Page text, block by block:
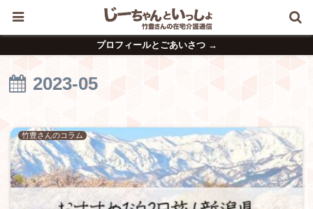
プロフィールとごあいさつ →
2023-05
竹豊さんのコラム